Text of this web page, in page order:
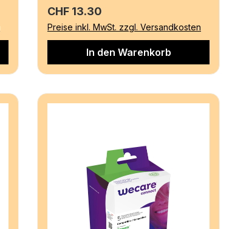
Regulärer Preis:
CHF 13.30
Preise inkl. MwSt. zzgl. Versandkosten
In den Warenkorb